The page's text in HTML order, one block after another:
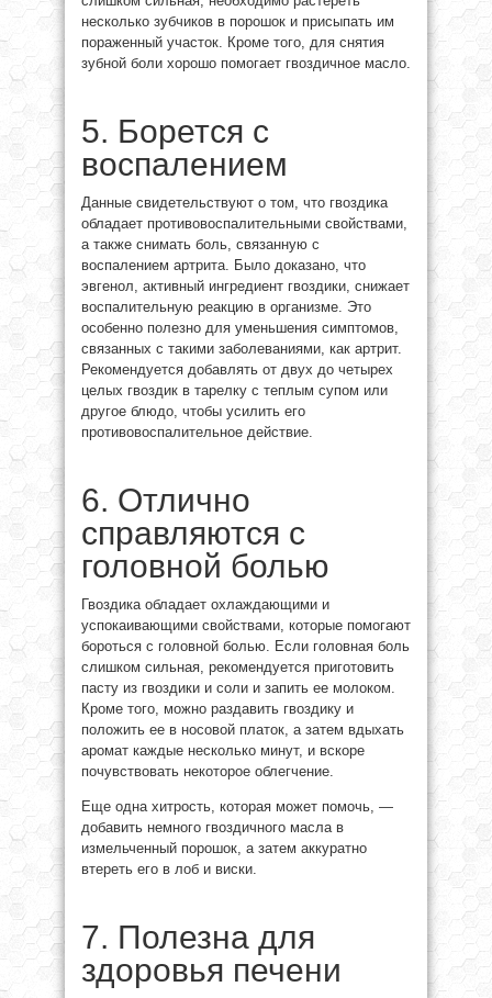
несколько зубчиков в порошок и присыпать им
пораженный участок. Кроме того, для снятия
зубной боли хорошо помогает гвоздичное масло.
5. Борется с
воспалением
Данные свидетельствуют о том, что гвоздика
обладает противовоспалительными свойствами,
а также снимать боль, связанную с
воспалением артрита. Было доказано, что
эвгенол, активный ингредиент гвоздики, снижает
воспалительную реакцию в организме. Это
особенно полезно для уменьшения симптомов,
связанных с такими заболеваниями, как артрит.
Рекомендуется добавлять от двух до четырех
целых гвоздик в тарелку с теплым супом или
другое блюдо, чтобы усилить его
противовоспалительное действие.
6. Отлично
справляются с
головной болью
Гвоздика обладает охлаждающими и
успокаивающими свойствами, которые помогают
бороться с головной болью. Если головная боль
слишком сильная, рекомендуется приготовить
пасту из гвоздики и соли и запить ее молоком.
Кроме того, можно раздавить гвоздику и
положить ее в носовой платок, а затем вдыхать
аромат каждые несколько минут, и вскоре
почувствовать некоторое облегчение.
Еще одна хитрость, которая может помочь, —
добавить немного гвоздичного масла в
измельченный порошок, а затем аккуратно
втереть его в лоб и виски.
7. Полезна для
здоровья печени